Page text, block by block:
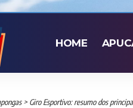
HOME
> Giro Esportivo: resumo dos